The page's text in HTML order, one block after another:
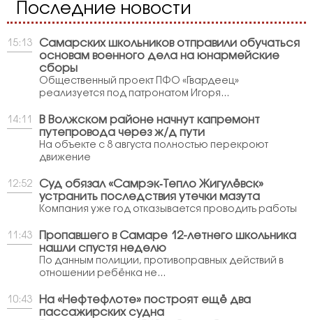
Последние новости
15:13
Самарских школьников отправили обучаться
основам военного дела на юнармейские
сборы
Общественный проект ПФО «Гвардеец»
реализуется под патронатом Игоря...
14:11
В Волжском районе начнут капремонт
путепровода через ж/д пути
На объекте с 8 августа полностью перекроют
движение
12:52
Суд обязал «Самрэк‑Тепло Жигулёвск»
устранить последствия утечки мазута
Компания уже год отказывается проводить работы
11:43
Пропавшего в Самаре 12-летнего школьника
нашли спустя неделю
По данным полиции, противоправных действий в
отношении ребёнка не...
10:43
На «Нефтефлоте» построят ещё два
пассажирских судна